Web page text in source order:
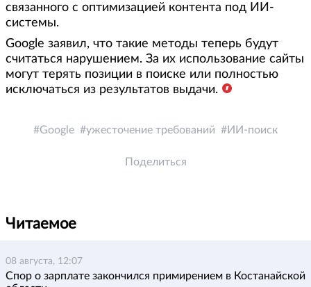
связанного с оптимизацией контента под ИИ-
системы.
Google заявил, что такие методы теперь будут
считаться нарушением. За их использование сайты
могут терять позиции в поиске или полностью
исключаться из результатов выдачи.
Google ужесточение требований ИИ-поиск
Поделиться
Читаемое
08 августа, 12:07
Спор о зарплате закончился примирением в Костанайской